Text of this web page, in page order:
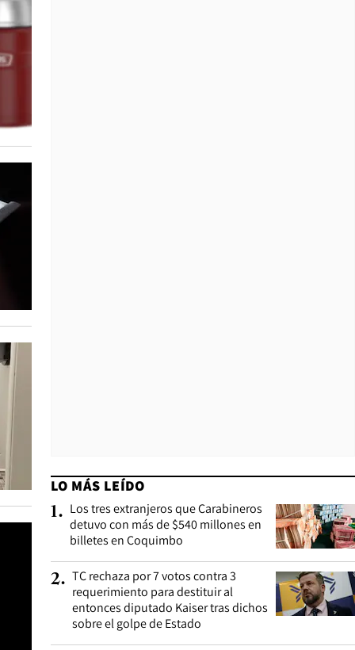
LO MÁS LEÍDO
1. Los tres extranjeros que Carabineros
detuvo con más de $540 millones en
billetes en Coquimbo
2. TC rechaza por 7 votos contra 3
requerimiento para destituir al
entonces diputado Kaiser tras dichos
sobre el golpe de Estado